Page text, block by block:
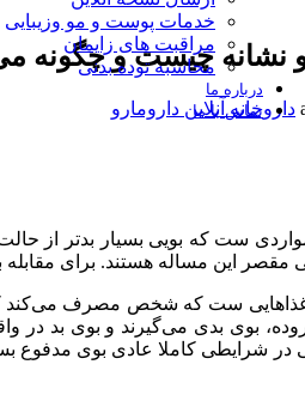
خدمات پوست و مو وزیبایی
مراقبت های زایمان
محاسبه توده بدنی
درباره ما
تماس با ما
نشانه چیست و چگونه
داروخانه آنلاین دارومارو
ست که بویی بسیار بدتر از
مقصر این مساله هستند. برای
غذاهایی ست که شخص مصرف می‌کند
۱۶ ساعت) در روده، بوی بدی می‌گیرند
شرایطی کاملا عادی بوی مدفوع